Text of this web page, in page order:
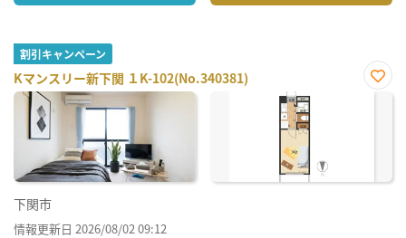
割引キャンペーン
Kマンスリー新下関 １K-102(No.340381)
お気
下関市
情報更新日 2026/08/02 09:12